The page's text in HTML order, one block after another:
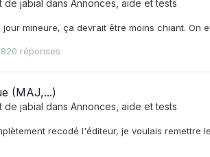
de jabial dans Annonces, aide et tests
mineure, ça devrait être moins chiant. On
820 réponses
(MAJ,...)
de jabial dans Annonces, aide et tests
recodé l'éditeur, je voulais